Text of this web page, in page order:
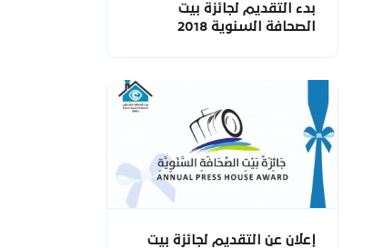
بدء التقديم لجائزة بيت
الصحافة السنوية 2018
إعلان عن التقديم لجائزة بيت